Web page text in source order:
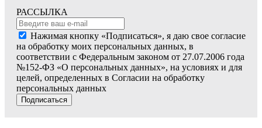
РАССЫЛКА
Нажимая кнопку «Подписаться», я даю свое согласие
на обработку моих персональных данных, в
соответствии с Федеральным законом от 27.07.2006 года
№152-ФЗ «О персональных данных», на условиях и для
целей, определенных в Согласии на обработку
персональных данных
Подписаться